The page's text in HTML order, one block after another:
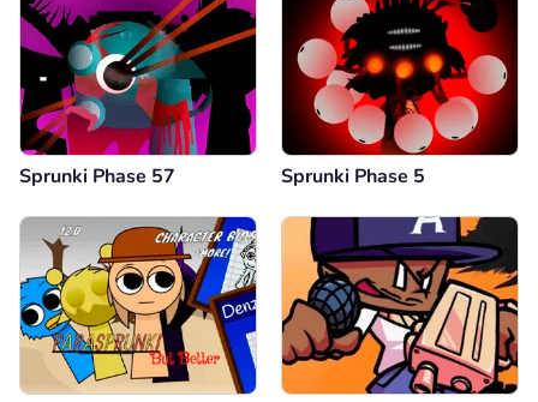
Sprunki Phase 57 Sprunki Phase 5